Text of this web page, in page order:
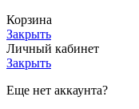
Корзина
Закрыть
Личный кабинет
Закрыть
Еще нет аккаунта?